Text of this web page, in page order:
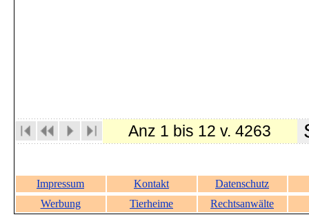
Anz 1 bis 12 v. 4263
Impressum Kontakt
Datenschutz
Werbung
Tierheime Rechtsanwälte